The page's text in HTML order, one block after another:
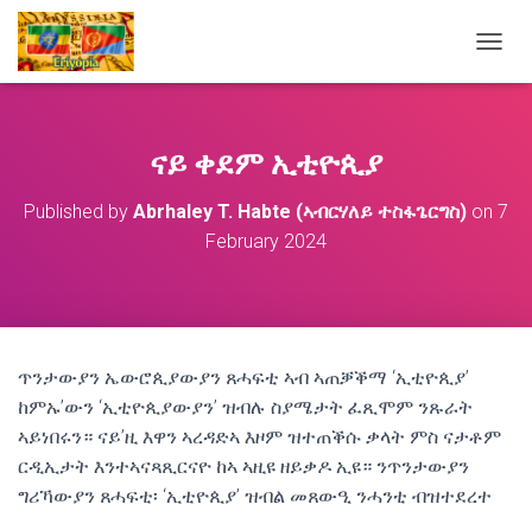
O
A
T
ናይ ቀደም ኢቲዮጲያ
Published by Abrhaley T. Habte (ኣብርሃለይ ተስፋጌርግስ) on 7
February 2024
ጥንታውያን ኤውሮጲያውያን ጸሓፍቲ ኣብ ኣጠቓቕማ ‘ኢቲዮጲያ’
ከምኡ’ውን ‘ኢቲዮጲያውያን’ ዝብሉ ስያሜታት ፈጺሞም ንጹራት
ኣይነበሩን። ናይ’ዚ እዋን ኣረዳድኣ እዞም ዝተጠቕሱ ቃላት ምስ ናታቶም
ርዲኢታት እንተኣናጻጺርናዮ ከኣ ኣዚዩ ዘይቃዶ ኢዩ። ንጥንታውያን
ግሪኻውያን ጸሓፍቲ፡ ‘ኢቲዮጲያ’ ዝብል መጸውዒ ንሓንቲ ብዝተደረተ